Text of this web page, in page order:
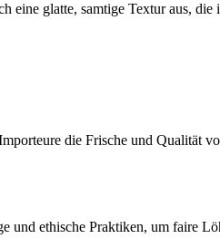
glatte, samtige Textur aus,
die Frische und Qualität
und ethische Praktiken, um faire